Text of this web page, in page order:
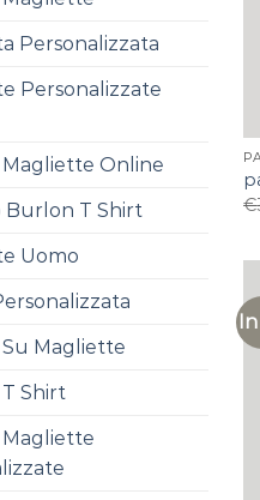
Personalizzata
Personalizzate
Online
Burlon T Shirt
Uomo
Magliette
Shirt
€